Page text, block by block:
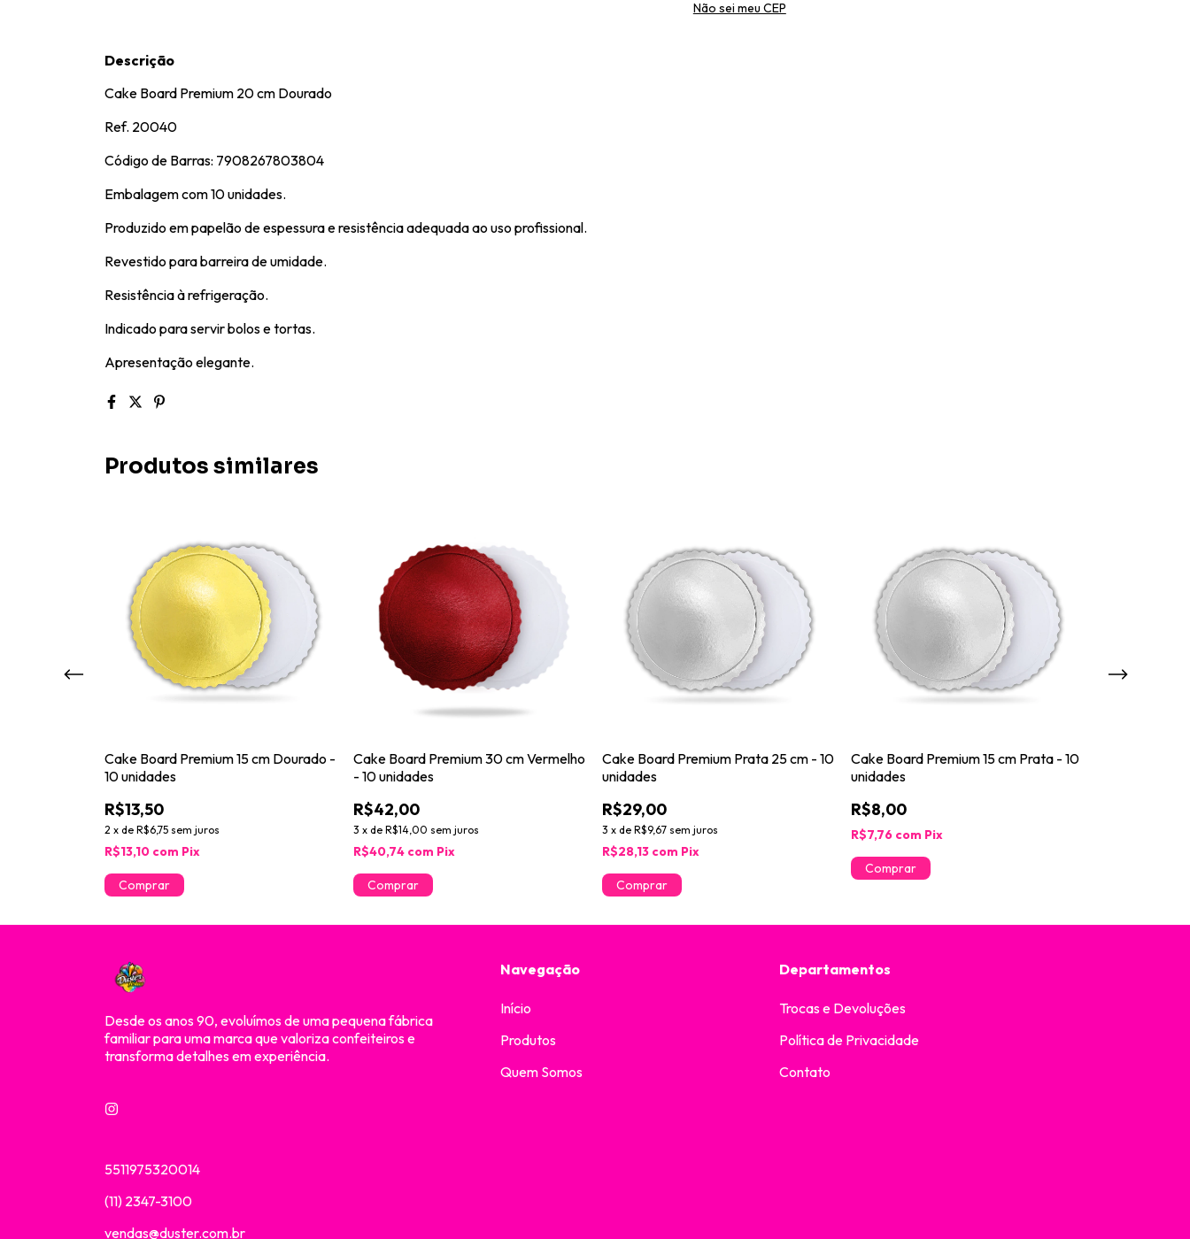
Não sei meu CEP
Descrição
Cake Board Premium 20 cm Dourado
Ref. 20040
Código de Barras: 7908267803804
Embalagem com 10 unidades.
Produzido em papelão de espessura e resistência adequada ao uso profissional.
Revestido para barreira de umidade.
Resistência à refrigeração.
Indicado para servir bolos e tortas.
Apresentação elegante.
Produtos similares
Cake Board Premium 15 cm Dourado -
10 unidades
R$13,50
2 x de R$6,75 sem juros
R$13,10 com Pix
Cake Board Premium 30 cm Vermelho
- 10 unidades
R$42,00
3 x de R$14,00 sem juros
R$40,74 com Pix
Cake Board Premium Prata 25 cm - 10
unidades
R$29,00
3 x de R$9,67 sem juros
R$28,13 com Pix
Cake Board Premium 15 cm Prata - 10
unidades
R$8,00
R$7,76 com Pix
Desde os anos 90, evoluímos de uma pequena fábrica
familiar para uma marca que valoriza confeiteiros e
transforma detalhes em experiência.
5511975320014
(11) 2347-3100
vendas@duster.com.br
Navegação
Início
Produtos
Quem Somos
Departamentos
Trocas e Devoluções
Política de Privacidade
Contato